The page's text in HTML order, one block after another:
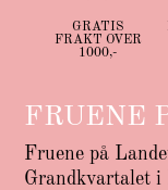
GRATIS
FRAKT OVER
1000,-
FRUENE
Fruene på
Grandkvartalet i